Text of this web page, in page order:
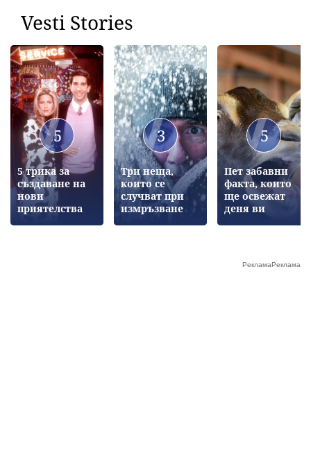
Vesti Stories
5
5 трика за
създаване на
нови
приятелства
3
Три неща,
които се
случват при
измръзване
5
Пет забавни
факта, които
ще освежат
деня ви